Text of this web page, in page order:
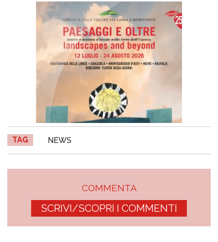
TAG NEWS
COMMENTA
SCRIVI/SCOPRI I COMMENTI